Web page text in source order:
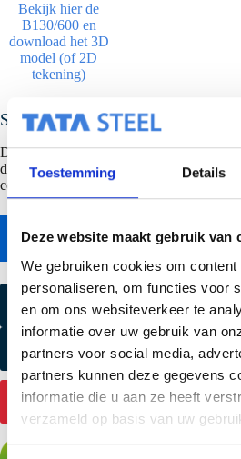
Toestemming Details
Deze website maakt gebruik van
We gebruiken cookies om
personaliseren, om functies voor
en om ons websiteverkeer te
informatie over uw gebruik van
partners voor social media,
partners kunnen deze gegevens
informatie die u aan ze heeft
verzameld op basis van uw
Bekijk hier de
B130/600 en
download het 3D
model (of 2D
tekening)
SAB B130/600
De binnendoos SAB B130/600 is
dichtband voor betere luchtafdichting,
comfort in het gebouw.
Naar online bestekservice
Kleurmonster aanvragen
Productmonster aanvragen
Contact